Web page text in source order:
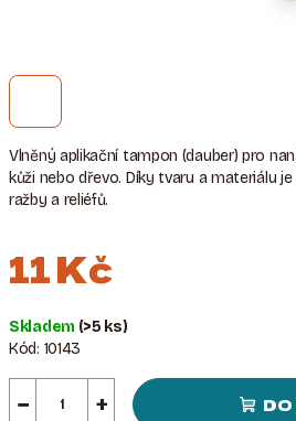
Vlněný aplikační tampon (dauber) pro
kůži nebo dřevo. Díky tvaru a materiálu
ražby a reliéfů.
11 Kč
cena:
Skladem (>5 ks)
Kód: 10143
+
−